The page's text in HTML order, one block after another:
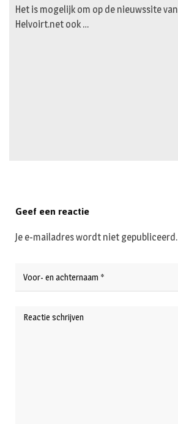
Het is mogelijk om op de nieuwssite van
Helvoirt.net ook …
Geef een reactie
Je e-mailadres wordt niet gepubliceerd.